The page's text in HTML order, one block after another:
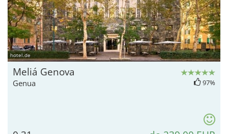
hotel.de
Meliá Genova
Genua 97%